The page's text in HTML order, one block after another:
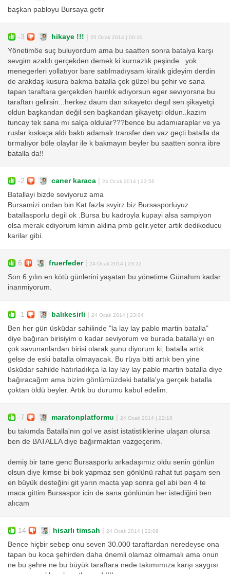
başkan pabloyu Bursaya getir
-3 hikaye !!! | 25 Ocak 2014 | 00:10
Yönetimöe suç buluyordum ama bu saatten sonra batalya karşı
sevgim azaldı gerçekden demek ki kurnazlık peşinde ..yok
menegerleri yollatıyor bare satılmadıysam kiralık gideyim derdin
de arakdaş kusura bakma batalla çok güzel bu şehir ve sana
tapan taraftara gerçekden haınlık edıyorsun eger sevıyorsna bu
taraftarı gelirsin...herkez daum dan sıkayetcı degıl sen şikayetçi
oldun başkandan değil sen başkandan şikayetçi oldun..kazım
tuncay tek sana mı salça oldular???bence bu adamıaraplar ve ya
ruslar kıskaça aldı baktı adamalr transfer den vaz geçti batalla da
tırmalıyor böle olaylar ile k bakmayın beyler bu saatten sonra ibre
batalla da!!
-2 caner karaca | 24 Ocak 2014 | 23:56
Batallayi bizde seviyoruz ama
Bursamizi ondan bin Kat fazla svyirz biz Bursasporluyuz
batallasporlu degil ok .Bursa bu kadroyla kupayi alsa sampiyon
olsa merak ediyorum kimin aklina pmb gelir.yeter artik dedikoducu
karilar gibi.
6 fruerfeder| 24 Ocak 2014 | 23:22
Son 6 yılın en kötü günlerini yaşatan bu yönetime Günahım kadar
inanmiyorum.
-1 balıkesirli | 24 Ocak 2014 | 23:04
Ben her gün üsküdar sahilinde "la lay lay pablo martin batalla"
diye bağıran birisiyim o kadar seviyorum ve burada batalla'yı en
çok savunanlardan birisi olarak şunu diyorum ki; batalla artık
gelse de eski batalla olmayacak. Bu rüya bitti artık ben yine
üsküdar sahilde hatırladıkça la lay lay lay pablo martin batalla diye
bağıracağım ama bizim gönlümüzdeki batalla'ya gerçek batalla
çoktan öldü beyler. Artık bu durumu kabul edelim.
-7 maratonplatformu | 24 Ocak 2014 | 22:18
bu takımda Batalla'nın gol ve asist istatistiklerine ulaşan olursa
ben de BATALLA diye bağırmaktan vazgeçerim.
demiş bir tane genc Bursasporlu arkadaşımız oldu senin gönlün
olsun diye kimse bi bok yapmaz sen gönlünü rahat tut paşam sen
en büyük desteğini git yarın macta yap sonra gel abi ben 4 te
maca gittim Bursaspor icin de sana gönlünün her istediğini ben
alıcam
14 hisarlı timsah | 24 Ocak 2014 | 22:09
Bence hiçbir sebep onu seven 30.000 taraftardan neredeyse ona
tapan bu koca şehirden daha önemli olamaz olmamalı ama onun
ne bu şehre ne bu büyük taraftara nede takımımıza karşı saygısı